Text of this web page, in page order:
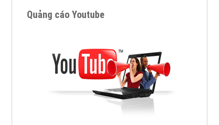
Quảng cáo Youtube